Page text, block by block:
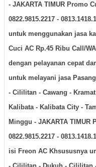
- JAKARTA TIMUR Promo
0822.9815.2217 -
untuk menggunakan jasa
Cuci AC Rp.45 Ribu Call/
dengan pelayanan cepat
untuk melayani jasa
- Cililitan - Cawang -
Kalibata - Kalibata City -
Minggu - JAKARTA TIMUR
0822.9815.2217 -
isi Freon AC Khsususnya